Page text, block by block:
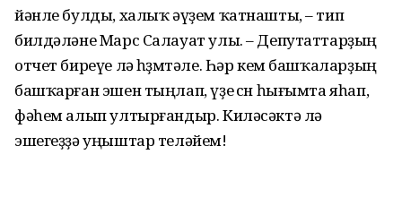
йәнле булды, халыҡ әүҙем ҡатнашты, – тип
билдәләне Марс Салауат улы. – Депутаттарҙың
отчет биреүе лә һөҙөмтәле. Һәр кем башҡаларҙың
башҡарған эшен тыңлап, үҙе өсөн һығымта яһап,
фәһем алып ултырғандыр. Киләсәктә лә
эшегеҙҙә уңыштар теләйем!